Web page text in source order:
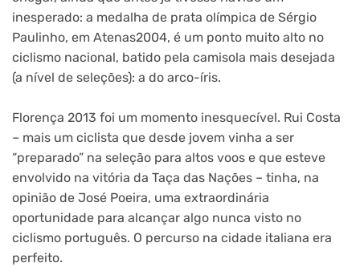
inesperado: a medalha de prata olímpica de Sérgio
Paulinho, em Atenas2004, é um ponto muito alto no
ciclismo nacional, batido pela camisola mais desejada
(a nível de seleções): a do arco-íris.
Florença 2013 foi um momento inesquecível. Rui Costa
– mais um ciclista que desde jovem vinha a ser
“preparado” na seleção para altos voos e que esteve
envolvido na vitória da Taça das Nações – tinha, na
opinião de José Poeira, uma extraordinária
oportunidade para alcançar algo nunca visto no
ciclismo português. O percurso na cidade italiana era
perfeito.